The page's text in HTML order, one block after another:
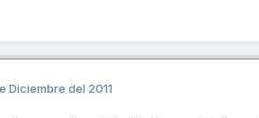
Diciembre del 2011